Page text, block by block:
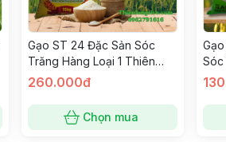
Gạo ST 24 Đặc Sản Sóc
Trăng Hàng Loại 1 Thiên
Long Rice Gạo Thơm
Cảm Nhận
260.000đ
Chọn mua
Sóc